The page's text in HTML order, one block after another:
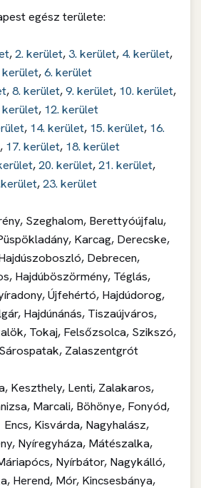
egész területe:
,2. kerület,3. kerület, 4. kerület,
kerület,6. kerület
,8. kerület,9. kerület, 10. kerület,
kerület, 12. kerület
, 14. kerület, 15. kerület, 16.
, 17. kerület, 18. kerület
,20. kerület,21. kerület,
,23. kerület
Szeghalom, Berettyóújfalu,
Karcag, Derecske,
Debrecen,
Hajdúböszörmény, Téglás,
Újfehértó, Hajdúdorog,
Hajdúnánás, Tiszaújváros,
Tokaj, Felsőzsolca, Szikszó,
Zalaszentgrót
Keszthely, Lenti, Zalakaros,
Marcali, Böhönye, Fonyód,
Kisvárda, Nagyhalász,
Nyíregyháza, Mátészalka,
Nyírbátor, Nagykálló,
Herend, Mór, Kincsesbánya,